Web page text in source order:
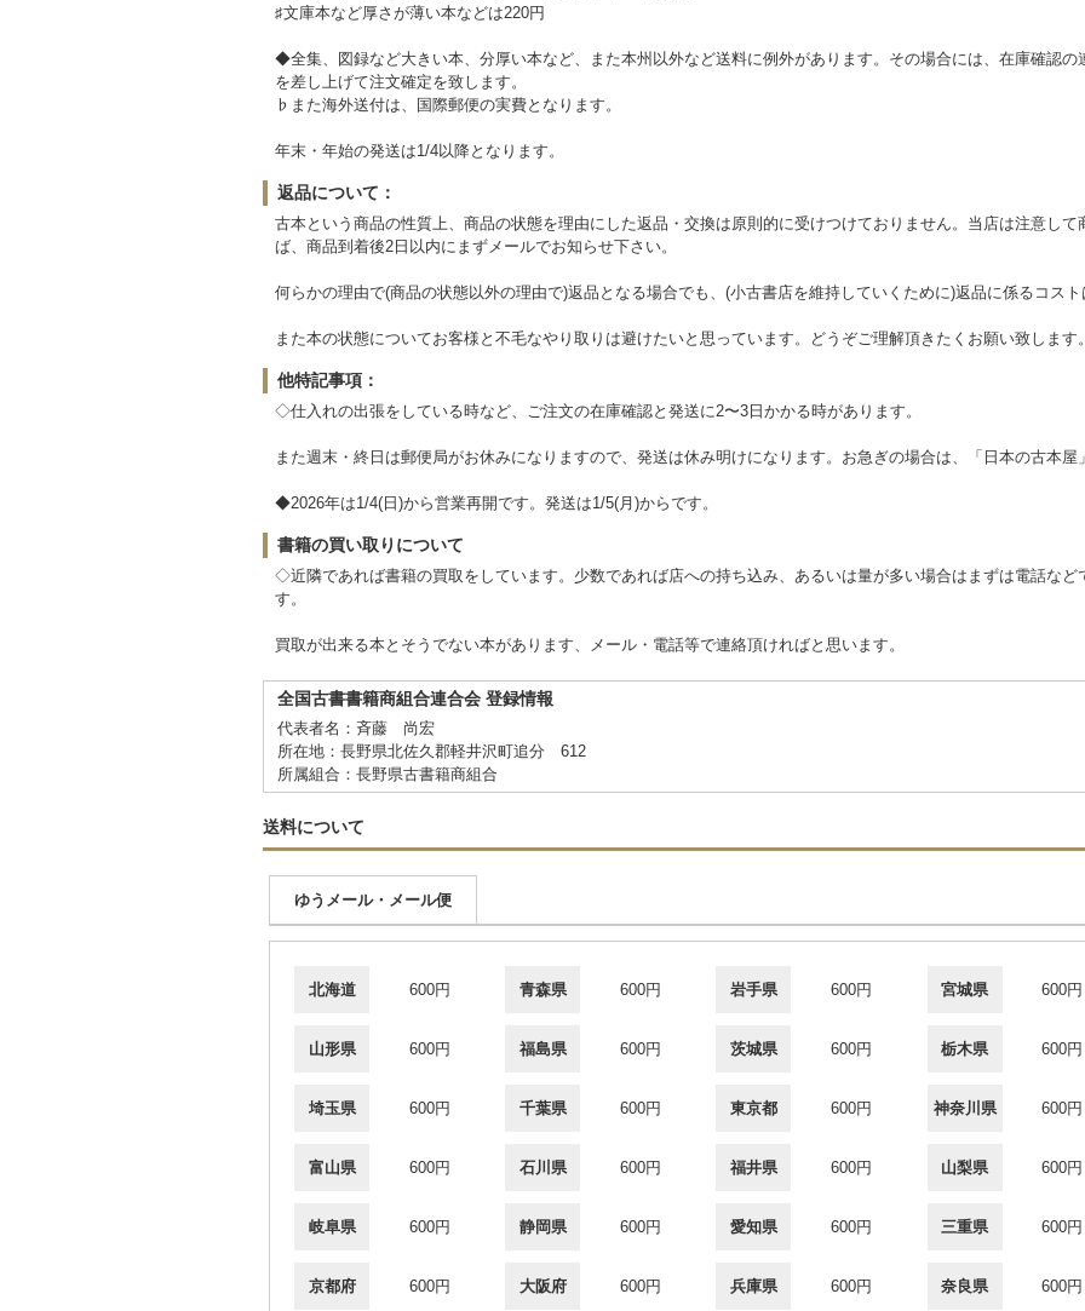
♯文庫本など厚さが薄い本などは220円
◆全集、図録など大きい本、分厚い本など、また本州以外など送料に例外があります。その場合には、在庫確認
を差し上げて注文確定を致します。
♭また海外送付は、国際郵便の実費となります。
年末・年始の発送は1/4以降となります。
返品について：
古本という商品の性質上、商品の状態を理由にした返品・交換は原則的に受けつけておりません。当店は注意し
ば、商品到着後2日以内にまずメールでお知らせ下さい。
何らかの理由で(商品の状態以外の理由で)返品となる場合でも、(小古書店を維持していくために)返品に係るコスト
また本の状態についてお客様と不毛なやり取りは避けたいと思っています。どうぞご理解頂きたくお願い致します。
他特記事項：
◇仕入れの出張をしている時など、ご注文の在庫確認と発送に2〜3日かかる時があります。
また週末・終日は郵便局がお休みになりますので、発送は休み明けになります。お急ぎの場合は、「日本の古本屋
◆2026年は1/4(日)から営業再開です。発送は1/5(月)からです。
書籍の買い取りについて
◇近隣であれば書籍の買取をしています。少数であれば店への持ち込み、あるいは量が多い場合はまずは電話など
す。
買取が出来る本とそうでない本があります、メール・電話等で連絡頂ければと思います。
全国古書書籍商組合連合会 登録情報
代表者名：斉藤 尚宏
所在地：長野県北佐久郡軽井沢町追分 612
所属組合：長野県古書籍商組合
送料について
ゆうメール・メール便
北海道 600円 青森県 600円 岩手県 600円 宮城県 600円
山形県 600円 福島県 600円 茨城県 600円 栃木県 600円
埼玉県 600円 千葉県 600円 東京都 600円 神奈川県 600円
富山県 600円 石川県 600円 福井県 600円 山梨県 600円
岐阜県 600円 静岡県 600円 愛知県 600円 三重県 600円
京都府 600円 大阪府 600円 兵庫県 600円 奈良県 600円